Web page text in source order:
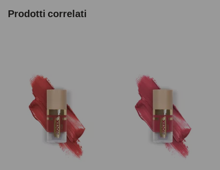
Prodotti correlati